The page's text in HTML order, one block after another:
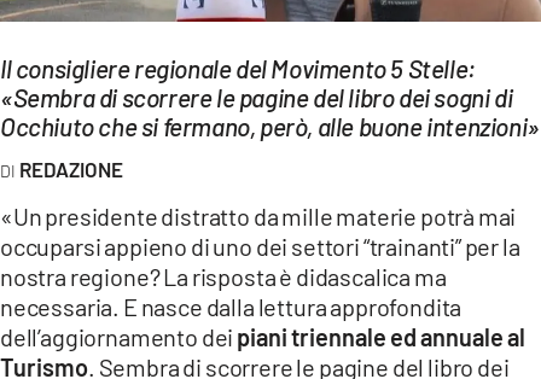
LAC NETWORK
LAC ONAIR
Network
LACPLAY.IT
LACTV.IT
LACONAIR.IT
Il consigliere regionale del Movimento 5 Stelle:
«Sembra di scorrere le pagine del libro dei sogni di
Occhiuto che si fermano, però, alle buone intenzioni»
REDAZIONE
«Un presidente distratto da mille materie potrà mai
occuparsi appieno di uno dei settori “trainanti” per la
nostra regione? La risposta è didascalica ma
necessaria. E nasce dalla lettura approfondita
dell’aggiornamento dei piani triennale ed annuale al
Turismo . Sembra di scorrere le pagine del libro dei